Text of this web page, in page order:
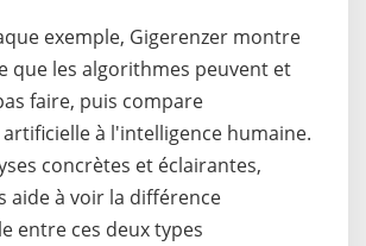
exemple, Gigerenzer montre
que les algorithmes peuvent et
faire, puis compare
à l'intelligence humaine.
concrètes et éclairantes,
aide à voir la différence
entre ces deux types